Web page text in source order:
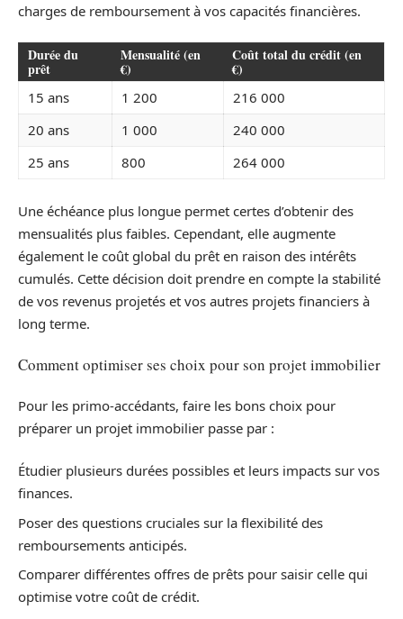
charges de remboursement à vos capacités financières.
Durée du
prêt
Mensualité (en
€)
Coût total du crédit (en
€)
15 ans 1 200
216 000
20 ans
1 000
240 000
25 ans
800 264 000
Une échéance plus longue permet certes d’obtenir des
mensualités plus faibles. Cependant, elle augmente
également le coût global du prêt en raison des intérêts
cumulés. Cette décision doit prendre en compte la stabilité
de vos revenus projetés et vos autres projets financiers à
long terme.
Comment optimiser ses choix pour son projet immobilier
Pour les primo-accédants, faire les bons choix pour
préparer un projet immobilier passe par :
Étudier plusieurs durées possibles et leurs impacts sur vos
finances.
Poser des questions cruciales sur la flexibilité des
remboursements anticipés.
Comparer différentes offres de prêts pour saisir celle qui
optimise votre coût de crédit.